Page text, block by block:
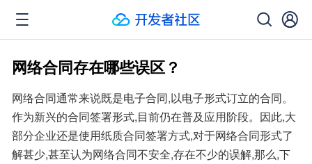
网络合同存在哪些误区？
网络合同通常来说既是电子合同,以电子形式订立的合同。
作为新兴的合同签署形式,目前仍在普及应用阶段。因此,大
部分企业还是使用纸质合同签署方式,对于网络合同形式了
解甚少,甚至认为网络合同不安全,存在不少的误解,那么,下